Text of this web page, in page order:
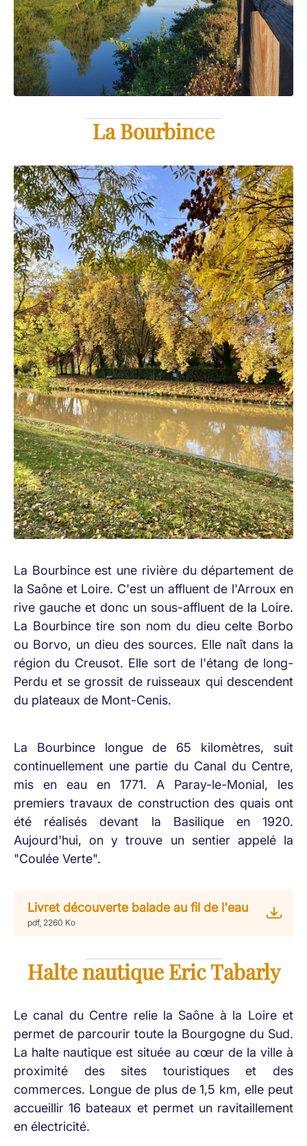
La Bourbince
La Bourbince est une rivière du département de
la Saône et Loire. C'est un affluent de l'Arroux en
rive gauche et donc un sous-affluent de la Loire.
La Bourbince tire son nom du dieu celte Borbo
ou Borvo, un dieu des sources. Elle naît dans la
région du Creusot. Elle sort de l'étang de long-
Perdu et se grossit de ruisseaux qui descendent
du plateaux de Mont-Cenis.
La Bourbince longue de 65 kilomètres, suit
continuellement une partie du Canal du Centre,
mis en eau en 1771. A Paray-le-Monial, les
premiers travaux de construction des quais ont
été réalisés devant la Basilique en 1920.
Aujourd'hui, on y trouve un sentier appelé la
"Coulée Verte".
Livret découverte balade au fil de l'eau
pdf, 2260 Ko
Halte nautique Eric Tabarly
Le canal du Centre relie la Saône à la Loire et
permet de parcourir toute la Bourgogne du Sud.
La halte nautique est située au cœur de la ville à
proximité des sites touristiques et des
commerces. Longue de plus de 1,5 km, elle peut
accueillir 16 bateaux et permet un ravitaillement
en électricité.